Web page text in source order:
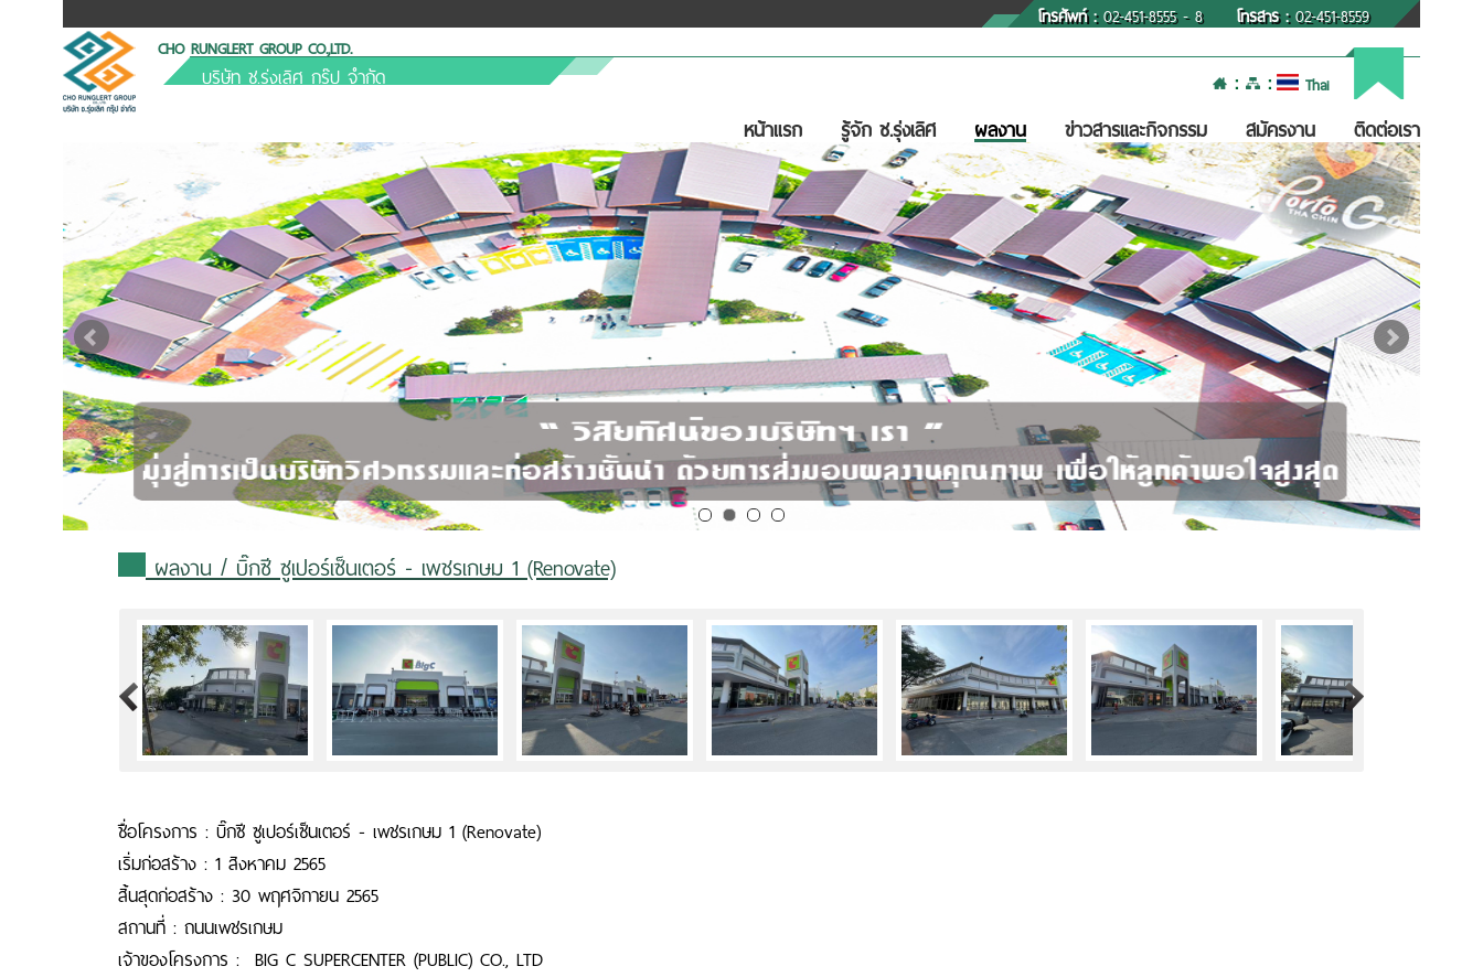
โทรศัพท์ :02-451-8555 - 8 โทรสาร :02-451-8559
CHO RUNGLERT GROUP CO.,LTD.
บริษัท ช.รุ่งเลิศ กรุ๊ป จำกัด : : Thai
หน้าแรก รู้จัก ช.รุ่งเลิศ ผลงาน ข่าวสารและกิจกรรม สมัครงาน ติดต่อเรา
ผลงาน/ บิ๊กซี ซูเปอร์เซ็นเตอร์ - เพชรเกษม 1 (Renovate)
>
ชื่อโครงการ : บิ๊กซี ซูเปอร์เซ็นเตอร์ - เพชรเกษม 1 (Renovate)
เริ่มก่อสร้าง : 1 สิงหาคม 2565
สิ้นสุดก่อสร้าง : 30 พฤศจิกายน 2565
สถานที่ : ถนนเพชรเกษม
เจ้าของโครงการ : BIG C SUPERCENTER (PUBLIC) CO., LTD